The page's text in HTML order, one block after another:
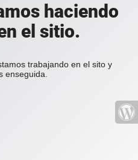
haciendo
el sitio.
trabajando en el sito y
enseguida.